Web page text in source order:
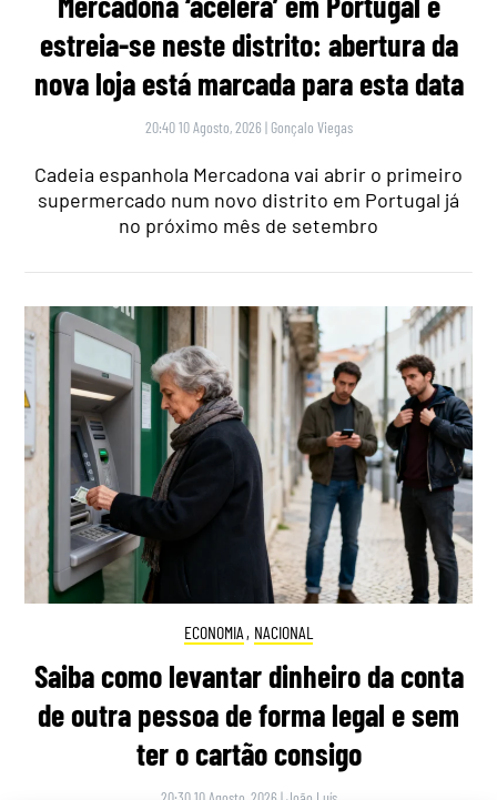
estreia-se neste distrito: abertura da
nova loja está marcada para esta data
20:40 10 Agosto, 2026 | Gonçalo Viegas
Cadeia espanhola Mercadona vai abrir o primeiro
supermercado num novo distrito em Portugal já
no próximo mês de setembro
ECONOMIA , NACIONAL
Saiba como levantar dinheiro da conta
de outra pessoa de forma legal e sem
ter o cartão consigo